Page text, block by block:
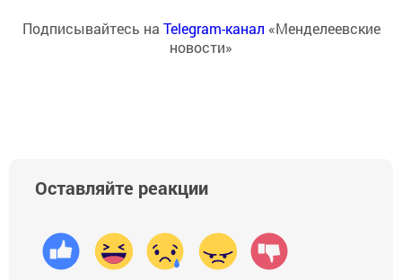
Подписывайтесь на Telegram-канал «Менделеевские
новости»
Оставляйте реакции